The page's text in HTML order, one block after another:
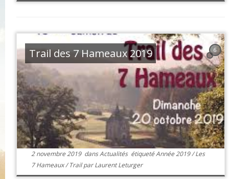
6
Trail des 7 Hameaux 2019
2 novembre 2019dansActualités étiquetéAnnée 2019/Les
7 Hameaux/TrailparLaurent Leturger